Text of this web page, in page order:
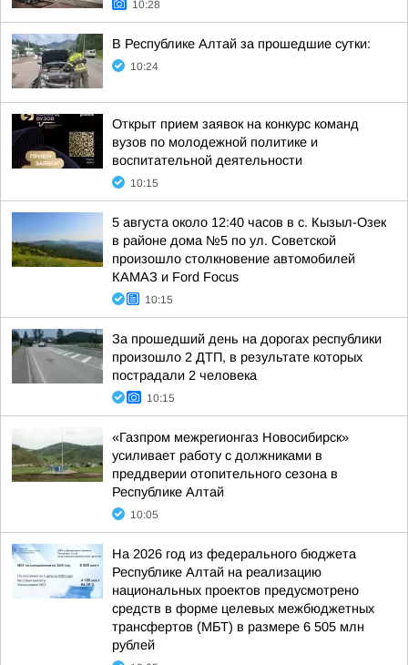
10:28
В Республике Алтай за прошедшие сутки:
10:24
Открыт прием заявок на конкурс команд
вузов по молодежной политике и
воспитательной деятельности
10:15
5 августа около 12:40 часов в с. Кызыл-Озек
в районе дома №5 по ул. Советской
произошло столкновение автомобилей
КАМАЗ и Ford Focus
10:15
За прошедший день на дорогах республики
произошло 2 ДТП, в результате которых
пострадали 2 человека
10:15
«Газпром межрегионгаз Новосибирск»
усиливает работу с должниками в
преддверии отопительного сезона в
Республике Алтай
10:05
На 2026 год из федерального бюджета
Республике Алтай на реализацию
национальных проектов предусмотрено
средств в форме целевых межбюджетных
трансфертов (МБТ) в размере 6 505 млн
рублей